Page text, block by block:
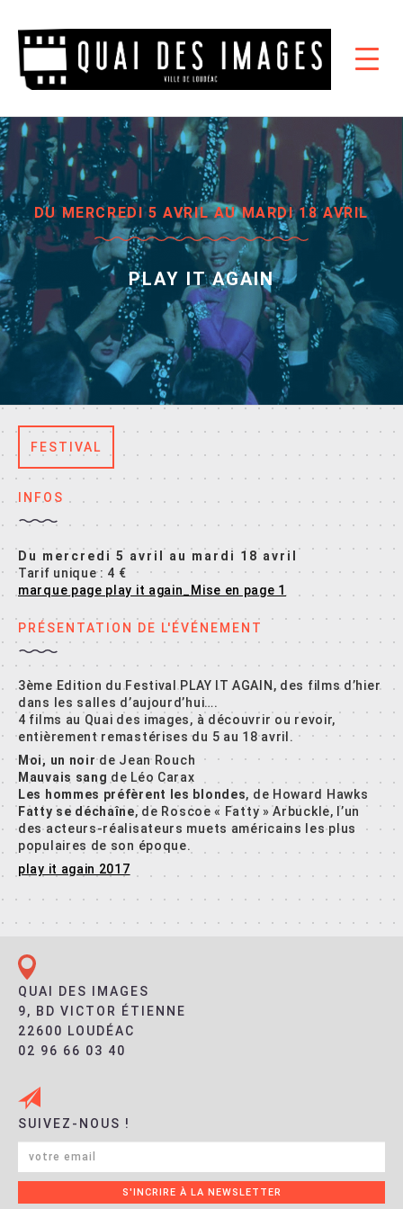
DU MERCREDI 5 AVRIL AU MARDI 18 AVRIL
PLAY IT AGAIN
FESTIVAL
INFOS
Du mercredi 5 avril au mardi 18 avril
Tarif unique : 4 €
marque page play it again_Mise en page 1
PRÉSENTATION DE L'ÉVÉNEMENT
3ème Edition du Festival PLAY IT AGAIN, des films d’hier
dans les salles d’aujourd’hui….
4 films au Quai des images, à découvrir ou revoir,
entièrement remastérises du 5 au 18 avril.
Moi, un noirde Jean Rouch
Mauvais sang de Léo Carax
Les hommes préfèrent les blondes, de Howard Hawks
Fatty se déchaîne, de Roscoe « Fatty » Arbuckle, l’un
des acteurs-réalisateurs muets américains les plus
populaires de son époque.
play it again 2017
QUAI DES IMAGES
9, BD VICTOR ÉTIENNE
22600 LOUDÉAC
02 96 66 03 40
SUIVEZ-NOUS !